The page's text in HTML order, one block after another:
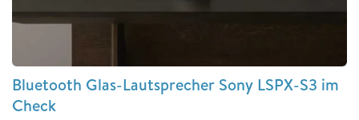
Bluetooth Glas-Lautsprecher Sony LSPX-S3 im
Check